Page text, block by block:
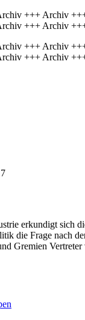
+++ Archiv
+++ Archiv
+++ Archiv
+++ Archiv
erkundigt sich
die Frage nach
Gremien